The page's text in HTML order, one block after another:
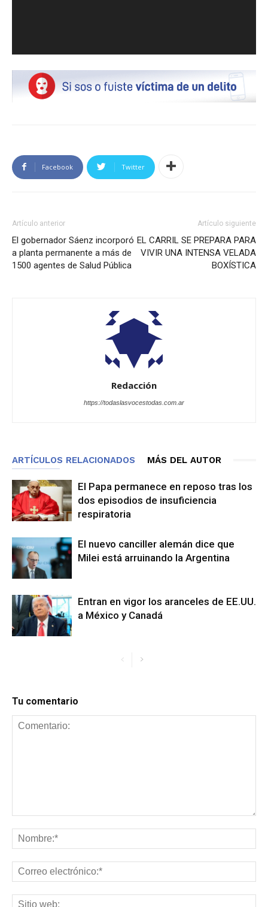
Facebook Twitter
Artículo anterior
El gobernador Sáenz incorporó
a planta permanente a más de
1500 agentes de Salud Pública
Artículo siguiente
EL CARRIL SE PREPARA PARA
VIVIR UNA INTENSA VELADA
BOXÍSTICA
Redacción
https://todaslasvocestodas.com.ar
ARTÍCULOS RELACIONADOS MÁS DEL AUTOR
El Papa permanece en reposo tras los
dos episodios de insuficiencia
respiratoria
El nuevo canciller alemán dice que
Milei está arruinando la Argentina
Entran en vigor los aranceles de EE.UU.
a México y Canadá
Tu comentario